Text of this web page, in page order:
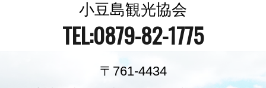
小豆島観光協会
TEL:0879-82-1775
〒761-4434